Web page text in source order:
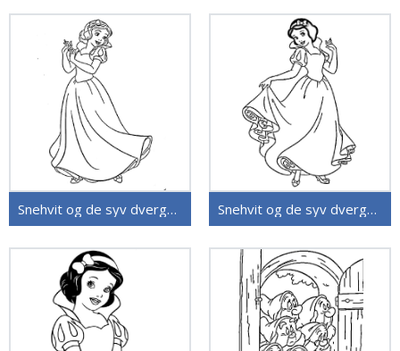
Snehvit og de syv dvergene (19) Snehvit og de syv dvergene (18)